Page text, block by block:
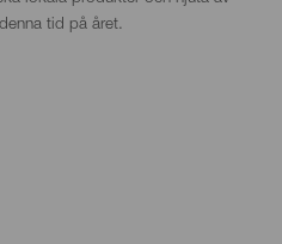
tid på året.